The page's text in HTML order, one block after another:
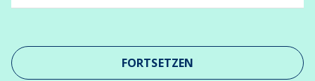
FORTSETZEN